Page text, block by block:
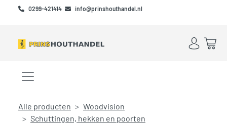
Skip to main content
Skip to footer
0299-421414 info@prinshouthandel.nl
Account
Menu openen/sluiten
Alle producten
Woodvision
Schuttingen, hekken en poorten